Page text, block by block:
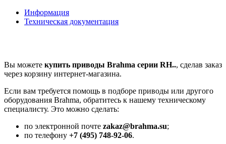
Информация
Техническая документация
Вы можете купить приводы Brahma серии RH.., сделав заказ
через корзину интернет-магазина.
Если вам требуется помощь в подборе приводы или другого
оборудования Brahma, обратитесь к нашему техническому
специалисту. Это можно сделать:
по электронной почте zakaz@brahma.su;
по телефону +7 (495) 748-92-06.